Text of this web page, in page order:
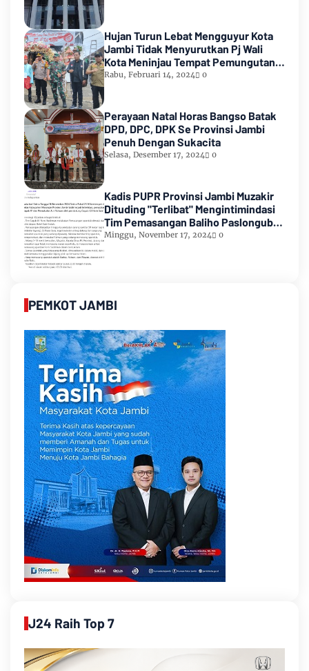
Hujan Turun Lebat Mengguyur Kota
Jambi Tidak Menyurutkan Pj Wali
Kota Meninjau Tempat Pemungutan
Suara Pemilu 2024
Rabu, Februari 14, 2024 0
Perayaan Natal Horas Bangso Batak
DPD, DPC, DPK Se Provinsi Jambi
Penuh Dengan Sukacita
Selasa, Desember 17, 2024 0
Kadis PUPR Provinsi Jambi Muzakir
Dituding "Terlibat" Mengintimindasi
Tim Pemasangan Baliho Paslongub
Romi-Sudirman
Minggu, November 17, 2024 0
PEMKOT JAMBI
J24 Raih Top 7